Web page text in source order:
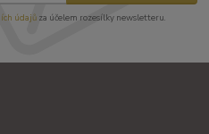
údajůza účelem rozesílky newsletteru.